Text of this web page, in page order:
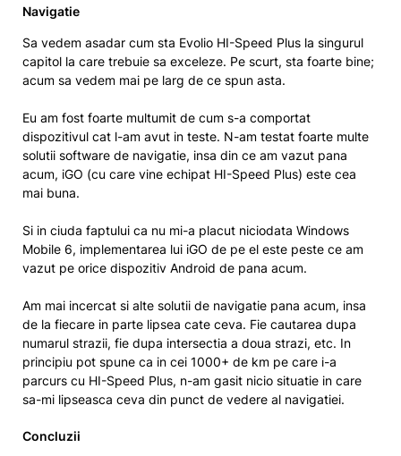
Navigatie
Sa vedem asadar cum sta Evolio HI-Speed Plus la singurul
capitol la care trebuie sa exceleze. Pe scurt, sta foarte bine;
acum sa vedem mai pe larg de ce spun asta.
Eu am fost foarte multumit de cum s-a comportat
dispozitivul cat l-am avut in teste. N-am testat foarte multe
solutii software de navigatie, insa din ce am vazut pana
acum, iGO (cu care vine echipat HI-Speed Plus) este cea
mai buna.
Si in ciuda faptului ca nu mi-a placut niciodata Windows
Mobile 6, implementarea lui iGO de pe el este peste ce am
vazut pe orice dispozitiv Android de pana acum.
Am mai incercat si alte solutii de navigatie pana acum, insa
de la fiecare in parte lipsea cate ceva. Fie cautarea dupa
numarul strazii, fie dupa intersectia a doua strazi, etc. In
principiu pot spune ca in cei 1000+ de km pe care i-a
parcurs cu HI-Speed Plus, n-am gasit nicio situatie in care
sa-mi lipseasca ceva din punct de vedere al navigatiei.
Concluzii